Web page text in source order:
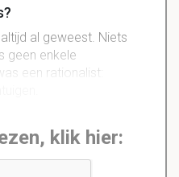
al geweest. Niets
geen enkele
een rationalist:
klik hier: